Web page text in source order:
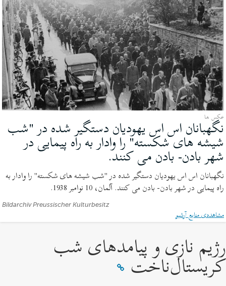
عکس ها
نگهبانان اس اس یهودیان دستگیر شده در "شب
شیشه های شکسته" را وادار به راه پیمایی در
شهر بادن- بادن می کنند. (عکس
ها)
نگهبانان اس اس یهودیان دستگیر شده در "شب شیشه های شکسته" را وادار به
راه پیمایی در شهر بادن- بادن می کنند. آلمان، 10 نوامبر 1938.
اعتبار:
Bildarchiv Preussischer Kulturbesitz
​مشاهده‌ی ​منابع آرشیو
رژیم نازی و پیامدهای شب
کریستال‌ناخت